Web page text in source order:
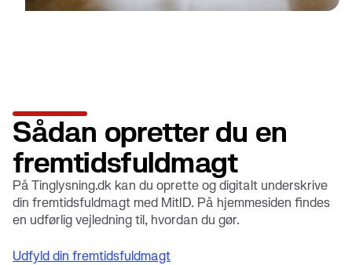
Sådan opretter du en
fremtidsfuldmagt
På Tinglysning.dk kan du oprette og digitalt underskrive
din fremtidsfuldmagt med MitID. På hjemmesiden findes
en udførlig vejledning til, hvordan du gør.
Udfyld din fremtidsfuldmagt